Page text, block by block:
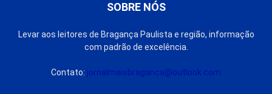
SOBRE NÓS
Levar aos leitores de Bragança Paulista e região, informação
com padrão de excelência.
Contato: jornalmaisbraganca@outlook.com